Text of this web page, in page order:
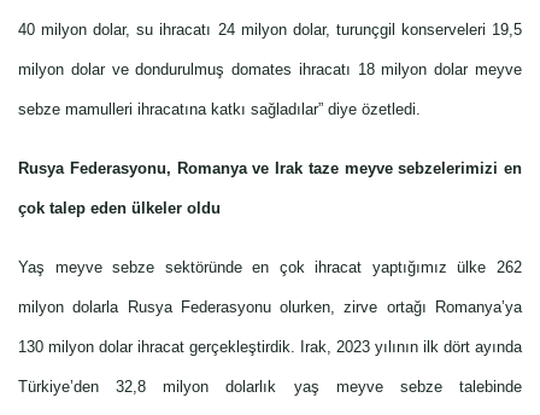
40 milyon dolar, su ihracatı 24 milyon dolar, turunçgil konserveleri 19,5
milyon dolar ve dondurulmuş domates ihracatı 18 milyon dolar meyve
sebze mamulleri ihracatına katkı sağladılar” diye özetledi.
Rusya Federasyonu, Romanya ve Irak taze meyve sebzelerimizi en
çok talep eden ülkeler oldu
Yaş meyve sebze sektöründe en çok ihracat yaptığımız ülke 262
milyon dolarla Rusya Federasyonu olurken, zirve ortağı Romanya’ya
130 milyon dolar ihracat gerçekleştirdik. Irak, 2023 yılının ilk dört ayında
Türkiye’den 32,8 milyon dolarlık yaş meyve sebze talebinde